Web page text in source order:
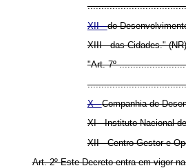
XII -do
XIII - das Cidades." (NR)
"Art. 7º
X -Companhia de
XI - Instituto Nacional
XII - Centro Gestor e
Art. 2ºEste Decreto entra em vigor